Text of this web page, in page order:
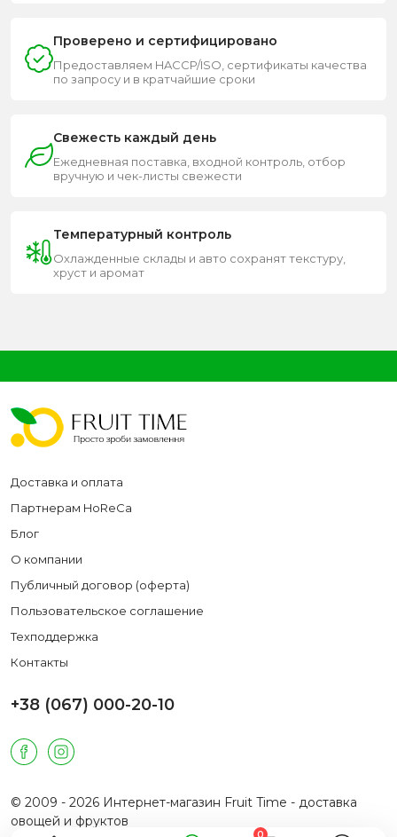
Проверено и сертифицировано
Предоставляем HACCP/ISO, сертификаты качества
по запросу и в кратчайшие сроки
Свежесть каждый день
Ежедневная поставка, входной контроль, отбор
вручную и чек-листы свежести
Температурный контроль
Охлажденные склады и авто сохранят текстуру,
хруст и аромат
Доставка и оплата
Партнерам HoReCa
Блог
О компании
Публичный договор (оферта)
Пользовательское соглашение
Техподдержка
Контакты
+38 (067) 000-20-10
© 2009 - 2026 Интернет-магазин Fruit Time - доставка
овощей и фруктов
0